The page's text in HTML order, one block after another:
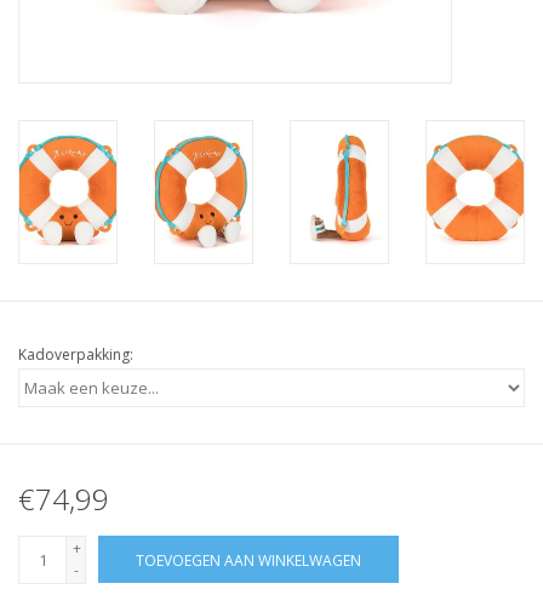
Kadoverpakking:
€74,99
+
-
TOEVOEGEN AAN WINKELWAGEN